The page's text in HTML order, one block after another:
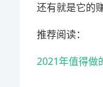
还有就是它的
推荐阅读：
2021年值得做